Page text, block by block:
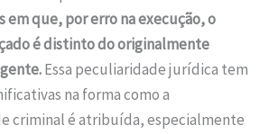
em que, por erro na execução, o
é distinto do originalmente
Essa peculiaridade jurídica tem
na forma como a
criminal é atribuída, especialmente